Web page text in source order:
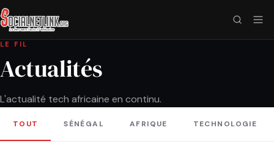
LE FIL
Actualités
L'actualité tech africaine en continu.
TOUT SÉNÉGAL AFRIQUE TECHNOLOGIE